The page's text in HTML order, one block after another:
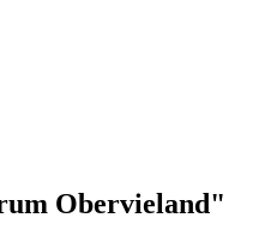
Obervieland"